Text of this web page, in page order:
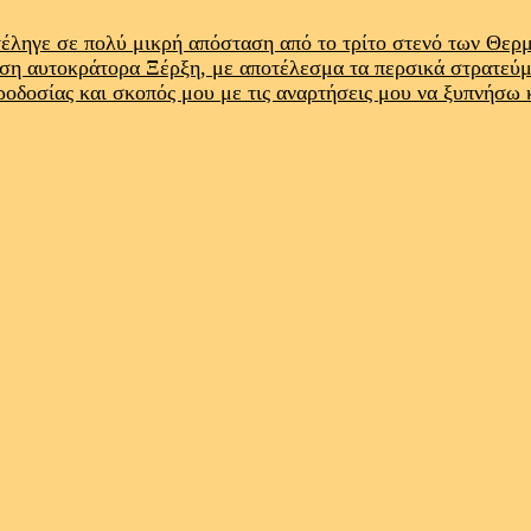
σε πολύ μικρή απόσταση από το τρίτο στενό των
αυτοκράτορα Ξέρξη, με αποτέλεσμα τα περσικά
και σκοπός μου με τις αναρτήσεις μου να